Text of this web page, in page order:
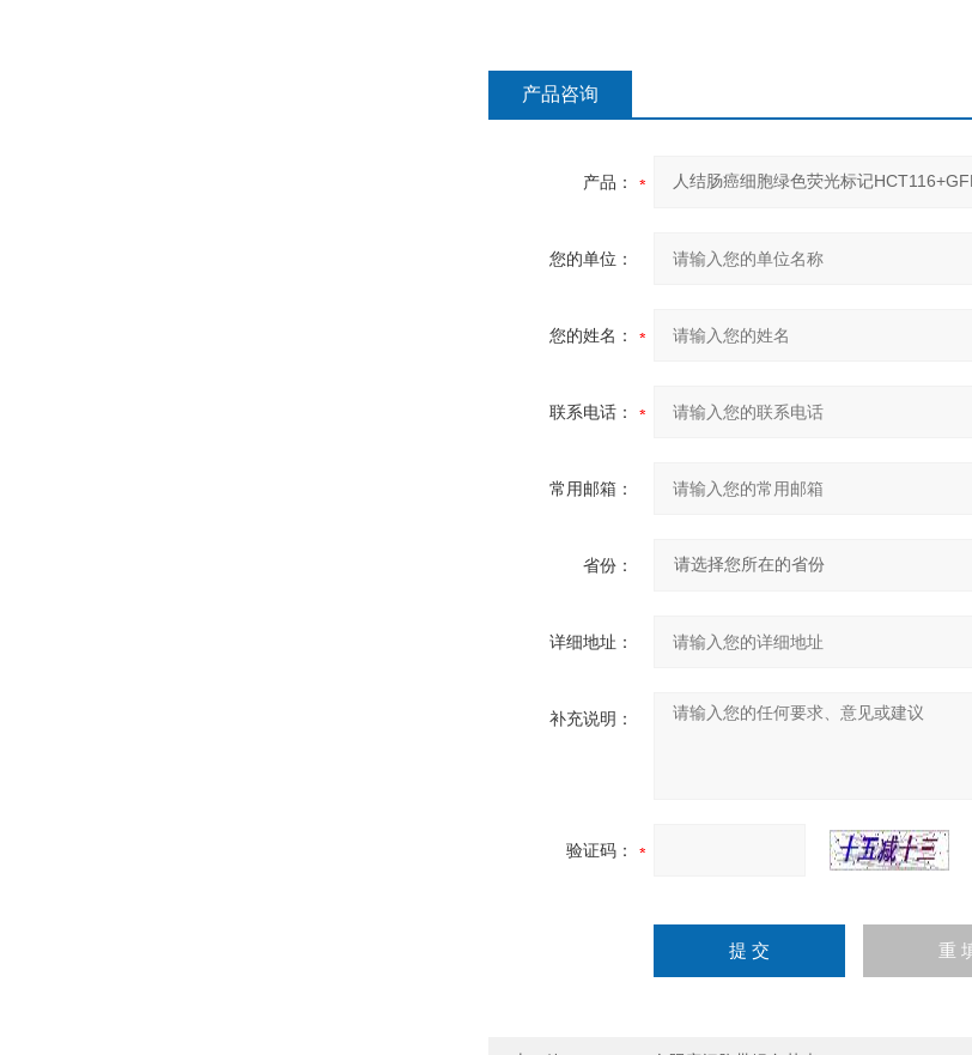
产品咨询
产品：
您的单位：
您的姓名：
联系电话：
常用邮箱：
省份：
详细地址：
补充说明：
验证码：